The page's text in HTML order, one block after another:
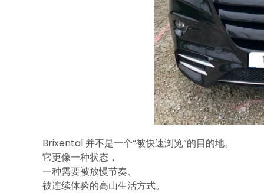
Brixental 并不是一个“被快速浏览”的目的地。
它更像一种状态，
一种需要被放慢节奏、
被连续体验的高山生活方式。